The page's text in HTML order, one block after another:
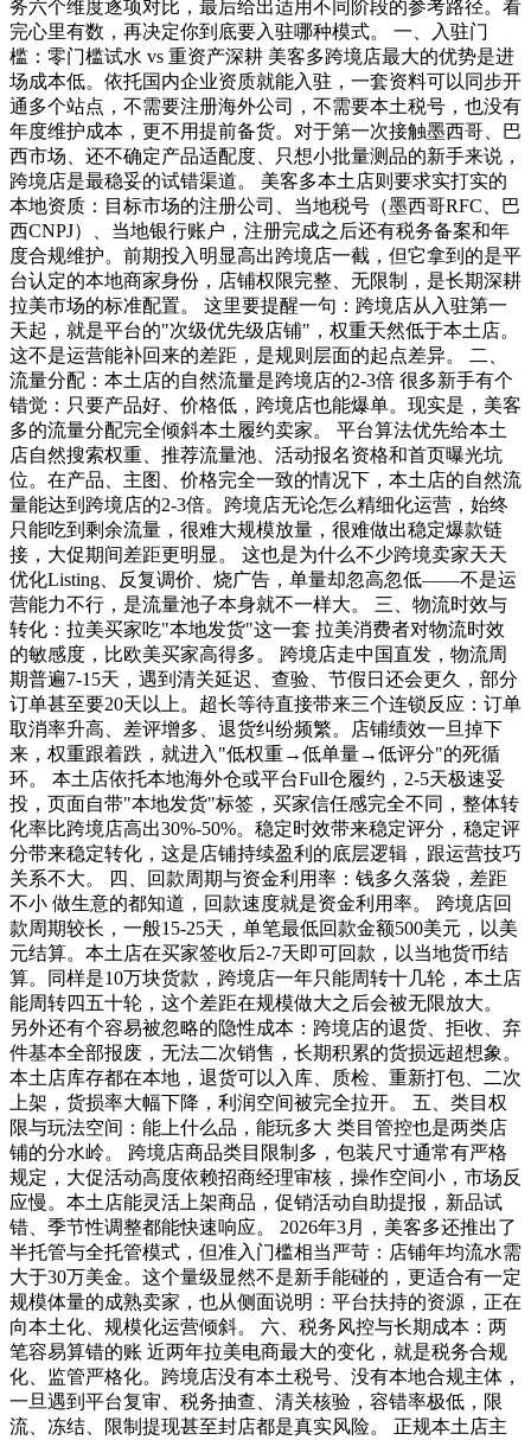
务六个维度逐项对比，最后给出适用不同阶段的参考路径。看
完心里有数，再决定你到底要入驻哪种模式。 一、入驻门
槛：零门槛试水 vs 重资产深耕 美客多跨境店最大的优势是进
场成本低。依托国内企业资质就能入驻，一套资料可以同步开
通多个站点，不需要注册海外公司，不需要本土税号，也没有
年度维护成本，更不用提前备货。对于第一次接触墨西哥、巴
西市场、还不确定产品适配度、只想小批量测品的新手来说，
跨境店是最稳妥的试错渠道。 美客多本土店则要求实打实的
本地资质：目标市场的注册公司、当地税号（墨西哥RFC、巴
西CNPJ）、当地银行账户，注册完成之后还有税务备案和年
度合规维护。前期投入明显高出跨境店一截，但它拿到的是平
台认定的本地商家身份，店铺权限完整、无限制，是长期深耕
拉美市场的标准配置。 这里要提醒一句：跨境店从入驻第一
天起，就是平台的"次级优先级店铺"，权重天然低于本土店。
这不是运营能补回来的差距，是规则层面的起点差异。 二、
流量分配：本土店的自然流量是跨境店的2-3倍 很多新手有个
错觉：只要产品好、价格低，跨境店也能爆单。现实是，美客
多的流量分配完全倾斜本土履约卖家。 平台算法优先给本土
店自然搜索权重、推荐流量池、活动报名资格和首页曝光坑
位。在产品、主图、价格完全一致的情况下，本土店的自然流
量能达到跨境店的2-3倍。跨境店无论怎么精细化运营，始终
只能吃到剩余流量，很难大规模放量，很难做出稳定爆款链
接，大促期间差距更明显。 这也是为什么不少跨境卖家天天
优化Listing、反复调价、烧广告，单量却忽高忽低——不是运
营能力不行，是流量池子本身就不一样大。 三、物流时效与
转化：拉美买家吃"本地发货"这一套 拉美消费者对物流时效
的敏感度，比欧美买家高得多。 跨境店走中国直发，物流周
期普遍7-15天，遇到清关延迟、查验、节假日还会更久，部分
订单甚至要20天以上。超长等待直接带来三个连锁反应：订单
取消率升高、差评增多、退货纠纷频繁。店铺绩效一旦掉下
来，权重跟着跌，就进入"低权重→低单量→低评分"的死循
环。 本土店依托本地海外仓或平台Full仓履约，2-5天极速妥
投，页面自带"本地发货"标签，买家信任感完全不同，整体转
化率比跨境店高出30%-50%。稳定时效带来稳定评分，稳定评
分带来稳定转化，这是店铺持续盈利的底层逻辑，跟运营技巧
关系不大。 四、回款周期与资金利用率：钱多久落袋，差距
不小 做生意的都知道，回款速度就是资金利用率。 跨境店回
款周期较长，一般15-25天，单笔最低回款金额500美元，以美
元结算。本土店在买家签收后2-7天即可回款，以当地货币结
算。同样是10万块货款，跨境店一年只能周转十几轮，本土店
能周转四五十轮，这个差距在规模做大之后会被无限放大。
另外还有个容易被忽略的隐性成本：跨境店的退货、拒收、弃
件基本全部报废，无法二次销售，长期积累的货损远超想象。
本土店库存都在本地，退货可以入库、质检、重新打包、二次
上架，货损率大幅下降，利润空间被完全拉开。 五、类目权
限与玩法空间：能上什么品，能玩多大 类目管控也是两类店
铺的分水岭。 跨境店商品类目限制多，包装尺寸通常有严格
规定，大促活动高度依赖招商经理审核，操作空间小，市场反
应慢。本土店能灵活上架商品，促销活动自助提报，新品试
错、季节性调整都能快速响应。 2026年3月，美客多还推出了
半托管与全托管模式，但准入门槛相当严苛：店铺年均流水需
大于30万美金。这个量级显然不是新手能碰的，更适合有一定
规模体量的成熟卖家，也从侧面说明：平台扶持的资源，正在
向本土化、规模化运营倾斜。 六、税务风控与长期成本：两
笔容易算错的账 近两年拉美电商最大的变化，就是税务合规
化、监管严格化。跨境店没有本土税号、没有本地合规主体，
一旦遇到平台复审、税务抽查、清关核验，容错率极低，限
流、冻结、限制提现甚至封店都是真实风险。 正规本土店主